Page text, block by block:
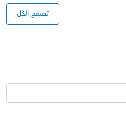
تصفح الكل